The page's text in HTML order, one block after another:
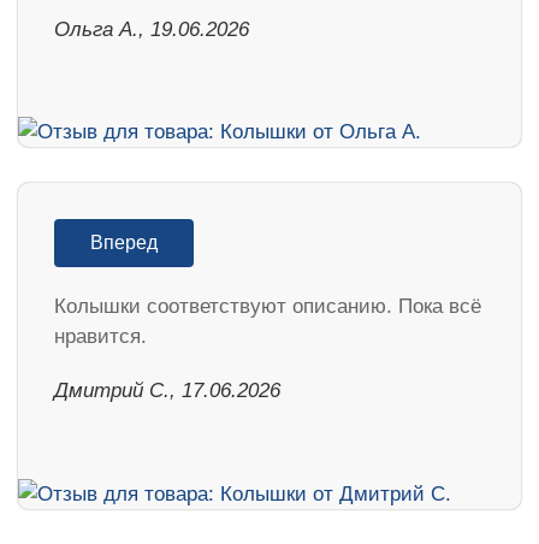
Ольга А., 19.06.2026
Вперед
Колышки соответствуют описанию. Пока всё
нравится.
Дмитрий С., 17.06.2026